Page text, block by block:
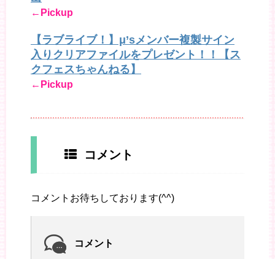
←Pickup
【ラブライブ！】μ’sメンバー複製サイン
入りクリアファイルをプレゼント！！【ス
クフェスちゃんねる】
←Pickup
コメント
コメントお待ちしております(^^)
コメント